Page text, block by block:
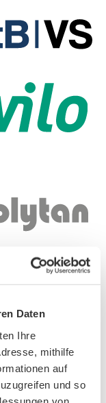
Daten
Ihre
mithilfe
auf
und so